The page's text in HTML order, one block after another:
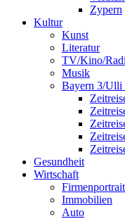
Zypern
Kultur
Kunst
Literatur
TV/Kino/
Musik
Bayern 3/Ulli
Gesundheit
Wirtschaft
Immobilien
Auto